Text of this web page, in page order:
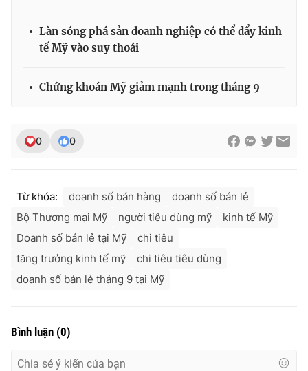
Email:toasoan@vtv.vn
Liên hệ quảng cáo:024-7300.7108
® Cấm sao chép dưới mọi hình thức nếu không có sự chấp
thuận bằng văn bản. Ghi rõ nguồn VTV.vn khi phát hành lại
thông tin từ website này.
Làn sóng phá sản doanh nghiệp có thể đẩy kinh
tế Mỹ vào suy thoái
Chứng khoán Mỹ giảm mạnh trong tháng 9
0 0
Từ khóa: doanh số bán hàng
doanh số bán lẻ
Bộ Thương mại Mỹ
người tiêu dùng mỹ
kinh tế Mỹ
Doanh số bán lẻ tại Mỹ
chi tiêu
tăng trưởng kinh tế mỹ
chi tiêu tiêu dùng
doanh số bán lẻ tháng 9 tại Mỹ
Bình luận (0)